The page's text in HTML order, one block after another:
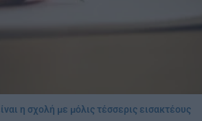
η σχολή με μόλις τέσσερις εισακτέους